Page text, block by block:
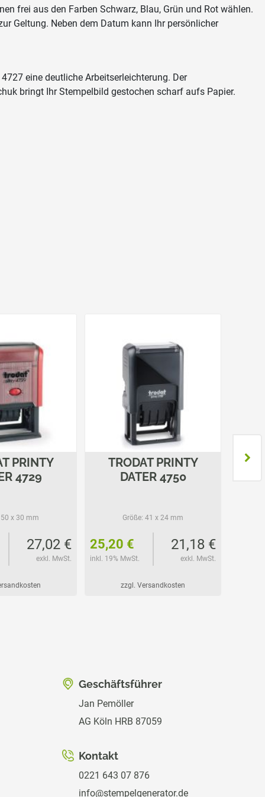
frei aus den Farben Schwarz, Blau, Grün und Rot wählen.
Geltung. Neben dem Datum kann Ihr persönlicher
eine deutliche Arbeitserleichterung. Der
bringt Ihr Stempelbild gestochen scharf aufs Papier.
PRINTY
4729
x 30 mm
27,02 €
exkl. MwSt.
TRODAT PRINTY
DATER 4750
Größe: 41 x 24 mm
25,20 €
inkl. 19% MwSt.
21,18 €
exkl. MwSt.
zzgl. Versandkosten
Geschäftsführer
Jan Pemöller
AG Köln HRB 87059
Kontakt
0221 643 07 876
info@stempelgenerator.de